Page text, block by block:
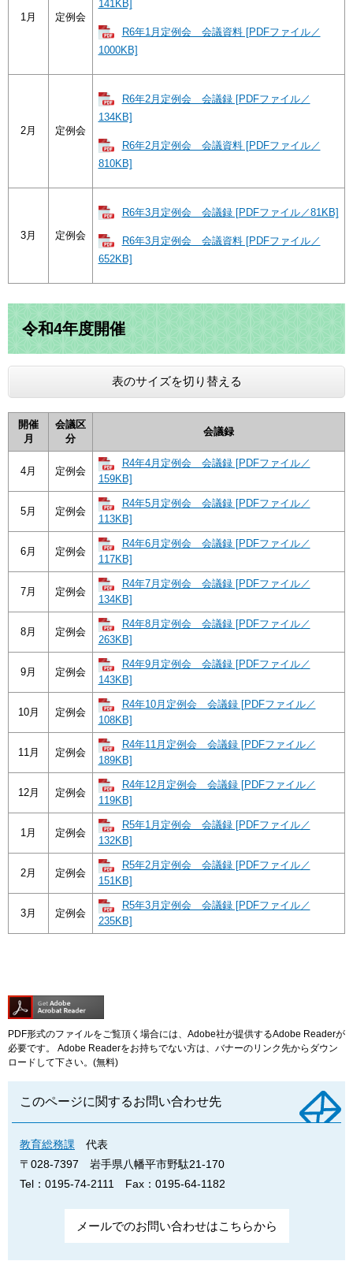
1月 定例会
141KB]
R6年1月定例会 会議資料 [PDFファイル／
1000KB]
2月 定例会
R6年2月定例会 会議録 [PDFファイル／
134KB]
R6年2月定例会 会議資料 [PDFファイル／
810KB]
3月 定例会
R6年3月定例会 会議録 [PDFファイル／81KB]
R6年3月定例会 会議資料 [PDFファイル／
652KB]
令和4年度開催
表のサイズを切り替える
開催
月
会議区
分
会議録
4月 定例会
R4年4月定例会 会議録 [PDFファイル／
159KB]
5月 定例会
R4年5月定例会 会議録 [PDFファイル／
113KB]
6月 定例会
R4年6月定例会 会議録 [PDFファイル／
117KB]
7月 定例会
R4年7月定例会 会議録 [PDFファイル／
134KB]
8月 定例会
R4年8月定例会 会議録 [PDFファイル／
263KB]
9月 定例会
R4年9月定例会 会議録 [PDFファイル／
143KB]
10月 定例会
R4年10月定例会 会議録 [PDFファイル／
108KB]
11月 定例会
R4年11月定例会 会議録 [PDFファイル／
189KB]
12月 定例会
R4年12月定例会 会議録 [PDFファイル／
119KB]
1月 定例会
R5年1月定例会 会議録 [PDFファイル／
132KB]
2月 定例会
R5年2月定例会 会議録 [PDFファイル／
151KB]
3月 定例会
R5年3月定例会 会議録 [PDFファイル／
235KB]
PDF形式のファイルをご覧頂く場合には、Adobe社が提供するAdobe Readerが
必要です。
Adobe Readerをお持ちでない方は、バナーのリンク先からダウン
ロードして下さい。(無料)
このページに関するお問い合わせ先
教育総務課
代表
〒028-7397
岩手県八幡平市野駄21-170
Tel：0195-74-2111
Fax：0195-64-1182
メールでのお問い合わせはこちらから